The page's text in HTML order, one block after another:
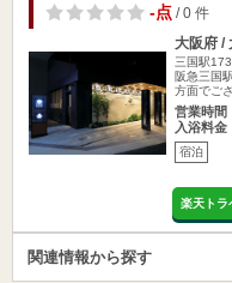
-点 / 0 件
大阪府 /
三国駅
阪急三国
方面でご
営業時間
入浴料金
宿泊
楽天トラ
関連情報から探す